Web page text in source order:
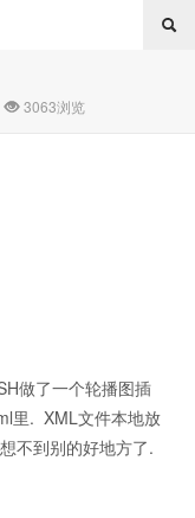
3063浏览
做了一个轮播图插
里. XML文件本地放
不到别的好地方了.